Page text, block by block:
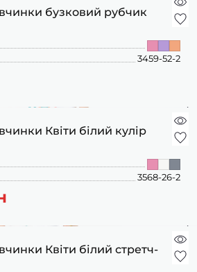
бузковий рубчик
3459-52-2
Квіти білий кулір
3568-26-2
Квіти білий стретч-